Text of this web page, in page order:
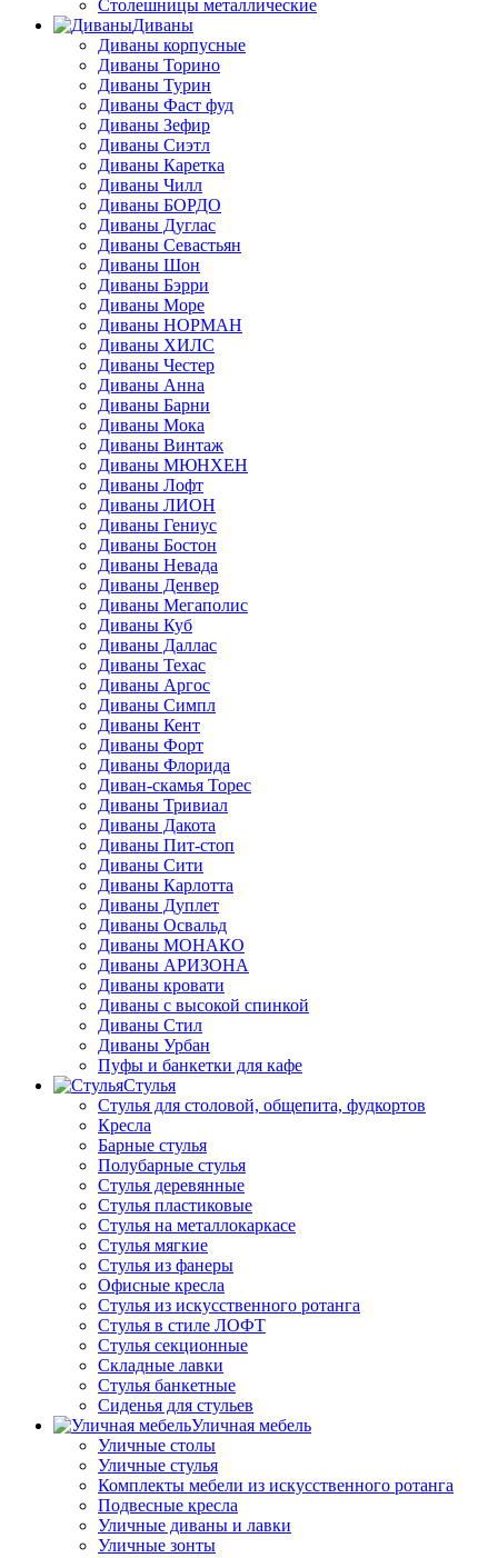
Столешницы металлические
Диваны
Диваны корпусные
Диваны Торино
Диваны Турин
Диваны Фаст фуд
Диваны Зефир
Диваны Сиэтл
Диваны Каретка
Диваны Чилл
Диваны БОРДО
Диваны Дуглас
Диваны Севастьян
Диваны Шон
Диваны Бэрри
Диваны Море
Диваны НОРМАН
Диваны ХИЛС
Диваны Честер
Диваны Анна
Диваны Барни
Диваны Мока
Диваны Винтаж
Диваны МЮНХЕН
Диваны Лофт
Диваны ЛИОН
Диваны Гениус
Диваны Бостон
Диваны Невада
Диваны Денвер
Диваны Мегаполис
Диваны Куб
Диваны Даллас
Диваны Техас
Диваны Аргос
Диваны Симпл
Диваны Кент
Диваны Форт
Диваны Флорида
Диван-скамья Торес
Диваны Тривиал
Диваны Дакота
Диваны Пит-стоп
Диваны Сити
Диваны Карлотта
Диваны Дуплет
Диваны Освальд
Диваны МОНАКО
Диваны АРИЗОНА
Диваны кровати
Диваны с высокой спинкой
Диваны Стил
Диваны Урбан
Пуфы и банкетки для кафе
Стулья
Стулья для столовой, общепита, фудкортов
Кресла
Барные стулья
Полубарные стулья
Стулья деревянные
Стулья пластиковые
Стулья на металлокаркасе
Стулья мягкие
Стулья из фанеры
Офисные кресла
Стулья из искусственного ротанга
Стулья в стиле ЛОФТ
Стулья секционные
Складные лавки
Стулья банкетные
Сиденья для стульев
Уличная мебель
Уличные столы
Уличные стулья
Комплекты мебели из искусственного ротанга
Подвесные кресла
Уличные диваны и лавки
Уличные зонты